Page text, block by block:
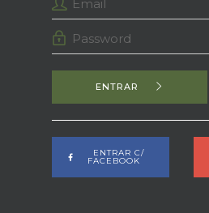
ENTRAR
ENTRAR C/
FACEBOOK